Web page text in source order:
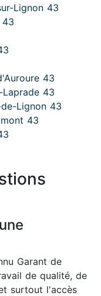
Lignon 43
43
43
Laprade 43
Lignon 43
43
Garant de
de qualité, de
surtout l'accès